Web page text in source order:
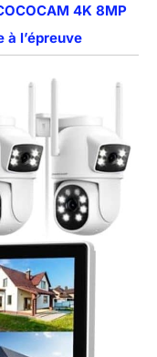
4K 8MP
l’épreuve